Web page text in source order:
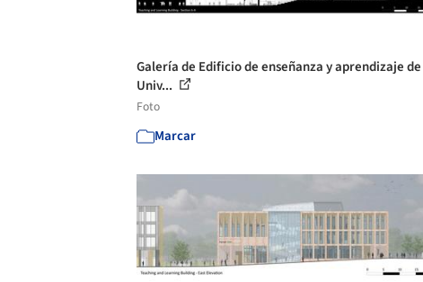
Galería de Edificio de enseñanza y aprendizaje
Univ...
Foto
Marcar